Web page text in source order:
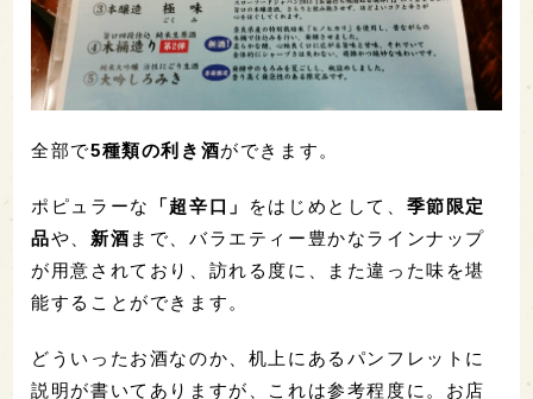
全部で5種類の利き酒ができます。
ポピュラーな 「超辛口」 をはじめとして、 季節限定
品や、 新酒 まで、バラエティー豊かなラインナップ
が用意されており、訪れる度に、また違った味を堪
能することができます。
どういったお酒なのか、机上にあるパンフレットに
説明が書いてありますが、これは参考程度に。お店